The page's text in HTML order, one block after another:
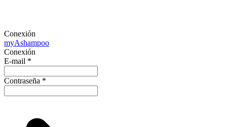
Conexión
myAshampoo
Conexión
E-mail *
Contraseña *